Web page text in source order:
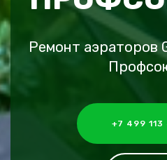
Ремонт аэраторов
+7 499